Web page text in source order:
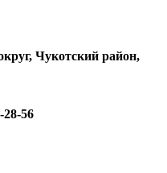
Чукотский район,
28-56